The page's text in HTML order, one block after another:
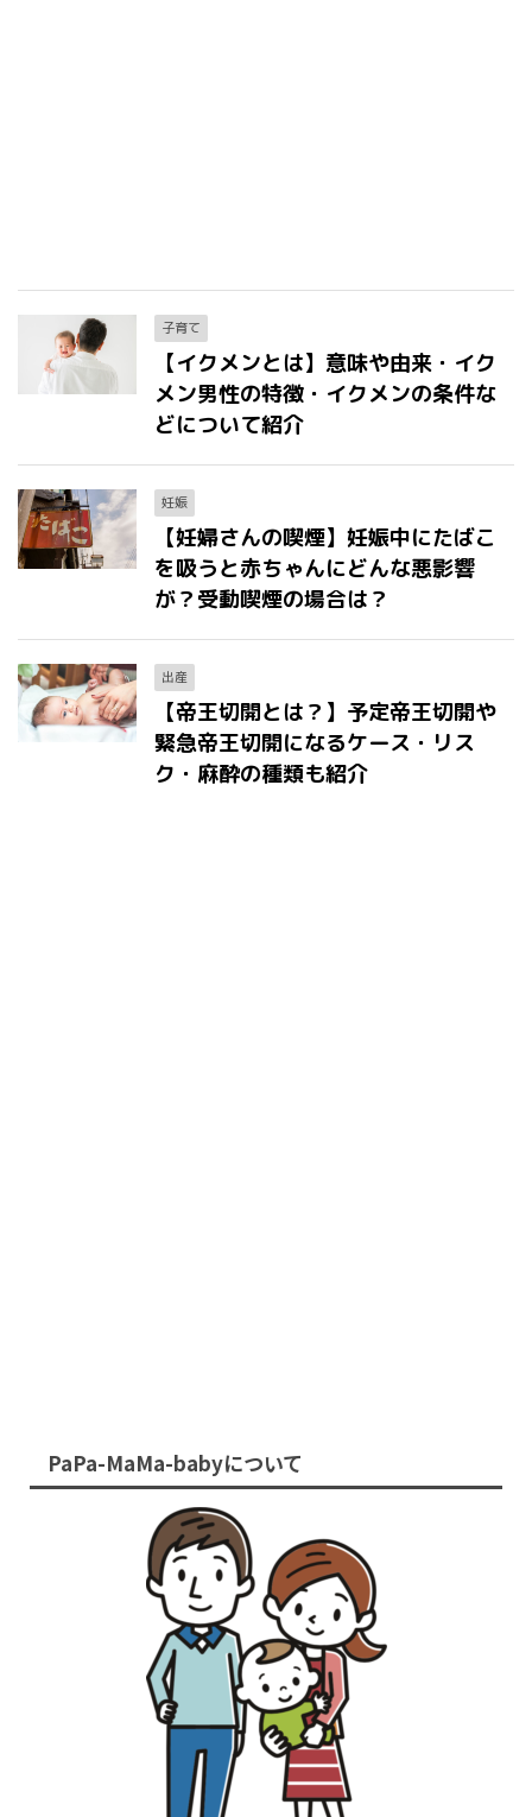
子育て
【イクメンとは】意味や由来・イク
メン男性の特徴・イクメンの条件な
どについて紹介
妊娠
【妊婦さんの喫煙】妊娠中にたばこ
を吸うと赤ちゃんにどんな悪影響
が？受動喫煙の場合は？
出産
【帝王切開とは？】予定帝王切開や
緊急帝王切開になるケース・リス
ク・麻酔の種類も紹介
PaPa-MaMa-babyについて